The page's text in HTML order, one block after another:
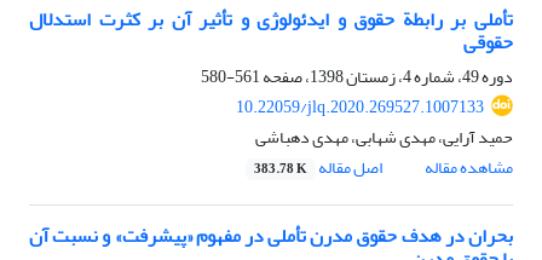
تأملی بر رابطة حقوق و ایدئولوژی و تأثیر آن بر کثرت استدلال
حقوقی
دوره 49، شماره 4، زمستان 1398، صفحه
561-580
10.22059/jlq.2020.269527.1007133
حمید آرایی، مهدی شهابی، مهدی دهباشی
مشاهده مقاله
اصل مقاله 383.78 K
بحران در هدف حقوق مدرن تأملی در مفهوم «پیشرفت» و نسبت آن